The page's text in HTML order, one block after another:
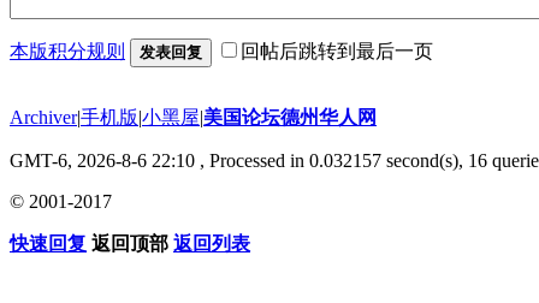
本版积分规则 发表回复 回帖后跳转到最后一页
Archiver|手机版|小黑屋|美国论坛德州华人网
GMT-6, 2026-8-6 22:10 , Processed in 0.032157 second(s), 16
© 2001-2017
快速回复 返回顶部 返回列表